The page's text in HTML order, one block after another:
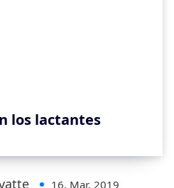
los lactantes
16, Mar, 2019